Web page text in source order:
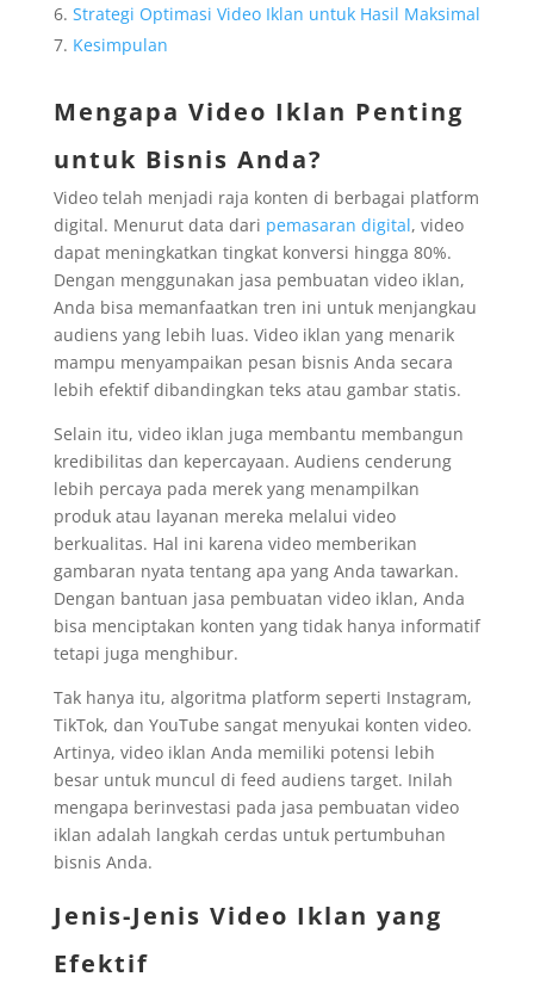
Strategi Optimasi Video Iklan untuk Hasil Maksimal
Kesimpulan
Mengapa Video Iklan Penting
untuk Bisnis Anda?
Video telah menjadi raja konten di berbagai platform
digital. Menurut data dari pemasaran digital, video
dapat meningkatkan tingkat konversi hingga 80%.
Dengan menggunakan jasa pembuatan video iklan,
Anda bisa memanfaatkan tren ini untuk menjangkau
audiens yang lebih luas. Video iklan yang menarik
mampu menyampaikan pesan bisnis Anda secara
lebih efektif dibandingkan teks atau gambar statis.
Selain itu, video iklan juga membantu membangun
kredibilitas dan kepercayaan. Audiens cenderung
lebih percaya pada merek yang menampilkan
produk atau layanan mereka melalui video
berkualitas. Hal ini karena video memberikan
gambaran nyata tentang apa yang Anda tawarkan.
Dengan bantuan jasa pembuatan video iklan, Anda
bisa menciptakan konten yang tidak hanya informatif
tetapi juga menghibur.
Tak hanya itu, algoritma platform seperti Instagram,
TikTok, dan YouTube sangat menyukai konten video.
Artinya, video iklan Anda memiliki potensi lebih
besar untuk muncul di feed audiens target. Inilah
mengapa berinvestasi pada jasa pembuatan video
iklan adalah langkah cerdas untuk pertumbuhan
bisnis Anda.
Jenis-Jenis Video Iklan yang
Efektif